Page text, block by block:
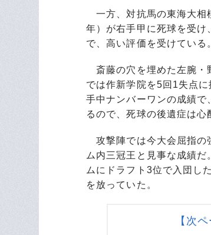
一方、対抗馬の東海大相
年）が右手甲に死球を受け
で、高い評価を受けている
斎藤の穴を埋めた左腕・
では作新学院を5回1失点
手中ナンバーワンの成績
るので、死球の後遺症は心
攻撃陣では今大会屈指の
ム内三冠王と見事な成績
ムにドラフト3位で入団し
を放っていた。
【次